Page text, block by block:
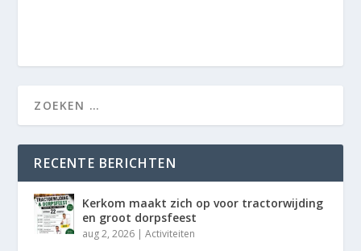
RECENTE BERICHTEN
Kerkom maakt zich op voor tractorwijding
en groot dorpsfeest
aug 2, 2026 |Activiteiten